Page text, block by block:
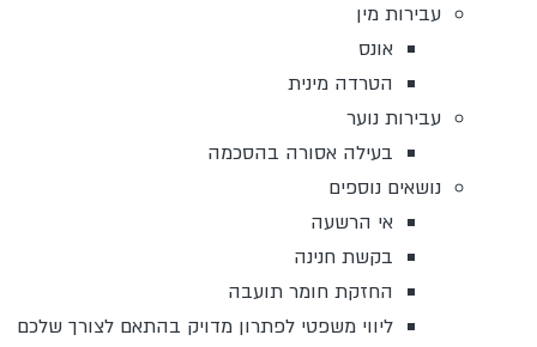
עבירות מין
אונס
הטרדה מינית
עבירות נוער
בעילה אסורה בהסכמה
נושאים נוספים
אי הרשעה
בקשת חנינה
החזקת חומר תועבה
ליווי משפטי לפתרון מדויק בהתאם לצורך שלכם